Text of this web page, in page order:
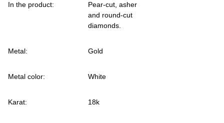
In the product:
Pear-cut, asher
and round-cut
diamonds.
Metal: Gold
Metal color: White
Karat: 18k